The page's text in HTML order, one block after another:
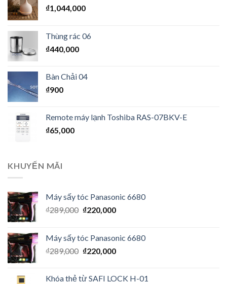
₫1,044,000
Thùng rác 06
₫440,000
Bàn Chải 04
₫900
Remote máy lạnh Toshiba RAS-07BKV-E
₫65,000
KHUYẾN MÃI
Máy sấy tóc Panasonic 6680
₫289,000 ₫220,000
Máy sấy tóc Panasonic 6680
₫289,000 ₫220,000
Khóa thẻ từ SAFI LOCK H-01